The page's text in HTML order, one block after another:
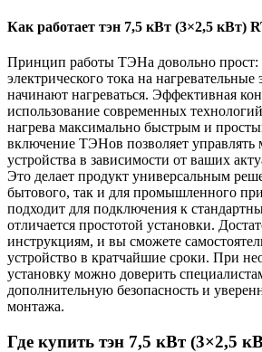
Как работает тэн 7,5 кВт (3×2,5 кВт)
Принцип работы ТЭНа довольно прост:
электрического тока на
начинают нагреваться. Эффективная
использование современных
нагрева максимально быстрым и
включение ТЭНов позволяет
устройства в зависимости от ваших
Это делает продукт универсальным
бытового, так и для промышленного
подходит для подключения к
отличается простотой установки.
инструкциям, и вы сможете
устройство в кратчайшие сроки. При
установку можно доверить
дополнительную безопасность и
монтажа.
Где купить тэн 7,5 кВт (3×2,5